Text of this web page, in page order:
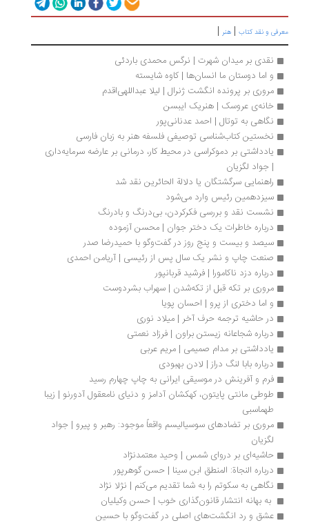
و نقد کتاب|هنر|
نقدی بر میدان شهرت | نرگس محمدی باردئی
و اما دوستان ما انسان‌ها | کاوه شایسته
مروری بر پرونده انگشت ژنرال | لیلا عبداللهی‌اقدم
خانه‌ی عروسک | هنریک ایبسن
نگاهی به توتال | احمد عدنانی‌پور
نخستین کتاب‌شناسی توصیفی فلسفه هنر به زبان فارسی
یادداشتی بر دموکراسی در محیط کار، درمانی بر عارضه سرمایه‌داری
| جواد لگزیان
راهنمایی سرگشتگان یا دلالة الحائرین نقد شد
سیزدهمین رئیس وارد می‌شود
نشست نقد و بررسی فکر‌کردن، بی‌درنگ و بادرنگ
درباره خاطرات یک دختر جوان | محسن آزموده
سیصد و بیست و پنج روز در گفت‌وگو با حمیدرضا صدر
صنعت چاپ و نشر یک سال پس از رئیسی | آریامن احمدی
درباره دزد ناکامورا | فرشید قربانپور
مروری بر تکه قبل از تکه‌شدن | سهراب بشردوست
و اما دختری از پرو | احسان پویا
در حاشیه ترجمه حرف آخر | میلاد نوری
درباره شجاعانه زیستن براون | فرزاد نعمتی
یادداشتی بر مدام صمیمی | مریم عربی
درباره بابا لنگ دراز | لادن بهبودی
فرم و آفرینش در موسیقی ایرانی به چاپ چهارم رسید
طوطی مانتی پایتون، کهکشان آدامز و دنیای نامعقول آدورنو | زیبا
طهماسبی
مروری بر تضادهای سوسیالیسم واقعاً موجود: رهبر و پیرو | جواد
حاشیه‌‌ای بر دروای شمس | وحید معتمدنژاد
درباره النجاة: المنطق ابن سینا | حسن گوهرپور
نگاهی به سکوتم را به شما تقدیم می‌کنم | نژلا نژاد
به بهانه انتشار قانون‌گذاری خوب | حسن وکیلیان